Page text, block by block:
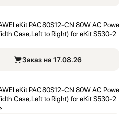
eKit PAC80S12-CN 80W AC Powe
Case,Left to Right) for eKit S530-2
Заказ на 17.08.26
eKit PAC80S12-CN 80W AC Powe
Case,Left to Right) for eKit S530-2